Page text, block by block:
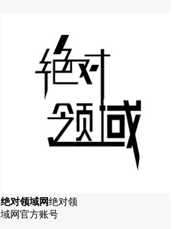
绝对领域网绝对领
域网官方账号